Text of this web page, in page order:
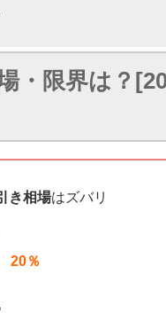
・限界は？
き相場はズバリ
20％